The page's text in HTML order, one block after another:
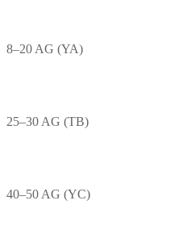
8–20 AG (YA)
25–30 AG (TB)
40–50 AG (YC)